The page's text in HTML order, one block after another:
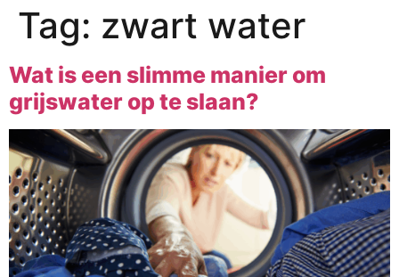
Tag: zwart water
Wat is een slimme manier om
grijswater op te slaan?